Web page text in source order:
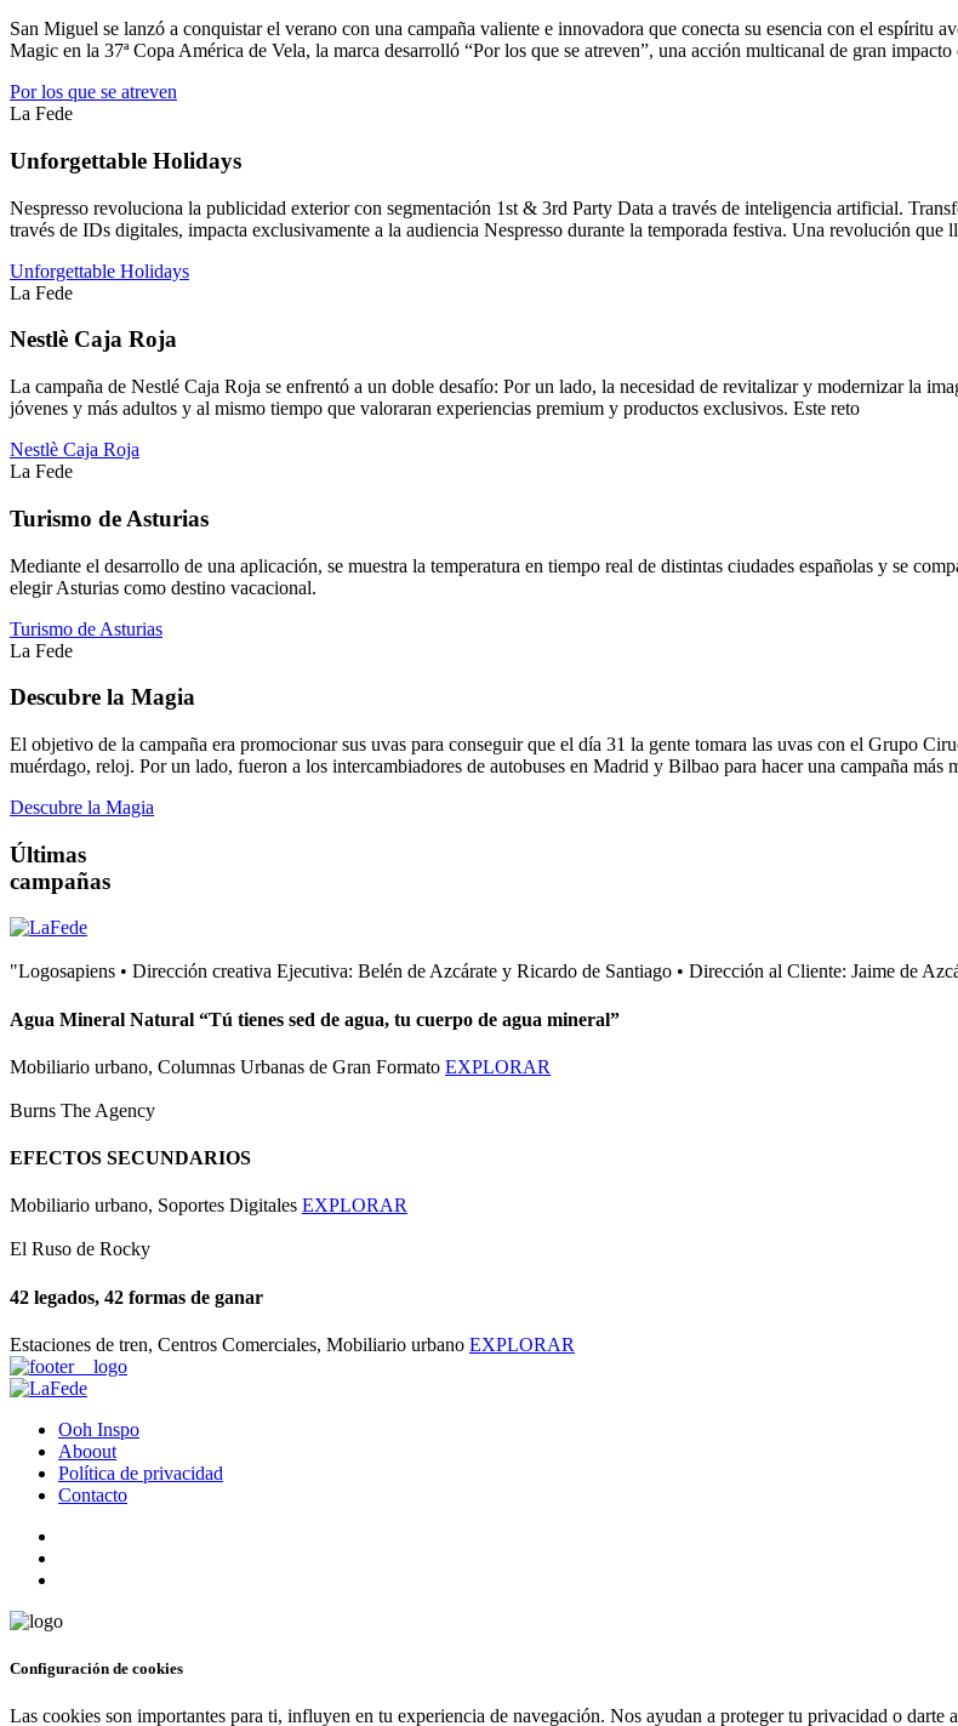
San Miguel se lanzó a conquistar el verano con una campaña valiente e innovadora que conecta su esencia con el
Magic en la 37ª Copa América de Vela, la marca desarrolló “Por los que se atreven”, una acción multicanal de gran impacto
Por los que se atreven
La Fede
Unforgettable Holidays
Nespresso revoluciona la publicidad exterior con segmentación 1st & 3rd Party Data a través de inteligencia artificial.
través de IDs digitales, impacta exclusivamente a la audiencia Nespresso durante la temporada festiva. Una revolución
Unforgettable Holidays
La Fede
Nestlè Caja Roja
La campaña de Nestlé Caja Roja se enfrentó a un doble desafío: Por un lado, la necesidad de revitalizar y modernizar la
jóvenes y más adultos y al mismo tiempo que valoraran experiencias premium y productos exclusivos. Este reto
Nestlè Caja Roja
La Fede
Turismo de Asturias
Mediante el desarrollo de una aplicación, se muestra la temperatura en tiempo real de distintas ciudades españolas y se
elegir Asturias como destino vacacional.
Turismo de Asturias
La Fede
Descubre la Magia
El objetivo de la campaña era promocionar sus uvas para conseguir que el día 31 la gente tomara las uvas con el Grupo
muérdago, reloj. Por un lado, fueron a los intercambiadores de autobuses en Madrid y Bilbao para hacer una campaña más
Descubre la Magia
Últimas
campañas
"Logosapiens • Dirección creativa Ejecutiva: Belén de Azcárate y Ricardo de Santiago • Dirección al Cliente: Jaime de
Agua Mineral Natural “Tú tienes sed de agua, tu cuerpo de agua mineral”
Mobiliario urbano, Columnas Urbanas de Gran Formato EXPLORAR
Burns The Agency
EFECTOS SECUNDARIOS
Mobiliario urbano, Soportes Digitales EXPLORAR
El Ruso de Rocky
42 legados, 42 formas de ganar
Estaciones de tren, Centros Comerciales, Mobiliario urbano EXPLORAR
Ooh Inspo
Aboout
Política de privacidad
Contacto
Configuración de cookies
Las cookies son importantes para ti, influyen en tu experiencia de navegación. Nos ayudan a proteger tu privacidad o darte